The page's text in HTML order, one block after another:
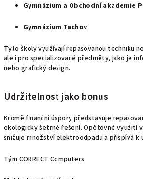
Gymnázium a Obchodní akademie
Gymnázium Tachov
Tyto školy využívají repasovanou techniku
ale i pro specializované předměty, jako je
nebo grafický design.
Udržitelnost jako bonus
Kromě finanční úspory představuje
ekologicky šetrné řešení. Opětovné využití
snižuje množství elektroodpadu a přispívá k
Tým CORRECT Computers